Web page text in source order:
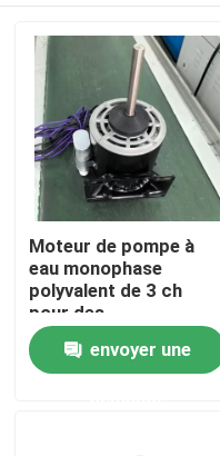
Accueil
A propos de nous
Contacts
Moteur de pompe à
eau monophase
polyvalent de 3 ch
pour des
performances fiables
50/60hz 0,25HP-3HP
envoyer une